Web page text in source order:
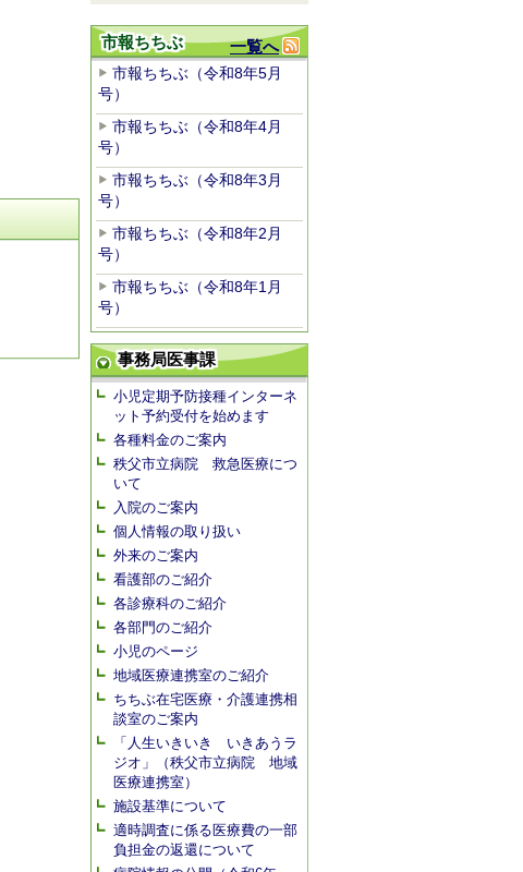
一覧へ
市報ちちぶ
市報ちちぶ（令和8年5月
号）
市報ちちぶ（令和8年4月
号）
市報ちちぶ（令和8年3月
号）
市報ちちぶ（令和8年2月
号）
市報ちちぶ（令和8年1月
号）
事務局医事課
小児定期予防接種インターネ
ット予約受付を始めます
各種料金のご案内
秩父市立病院 救急医療につ
いて
入院のご案内
個人情報の取り扱い
外来のご案内
看護部のご紹介
各診療科のご紹介
各部門のご紹介
小児のページ
地域医療連携室のご紹介
ちちぶ在宅医療・介護連携相
談室のご案内
「人生いきいき いきあうラ
ジオ」（秩父市立病院 地域
医療連携室）
施設基準について
適時調査に係る医療費の一部
負担金の返還について